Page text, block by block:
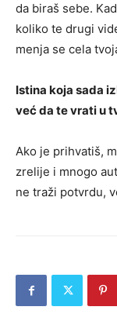
da biraš sebe.
koliko te drugi
menja se cela
Istina koja sada
već da te vrati u
Ako je prihvatiš,
zrelije i mnogo
ne traži potvrdu,